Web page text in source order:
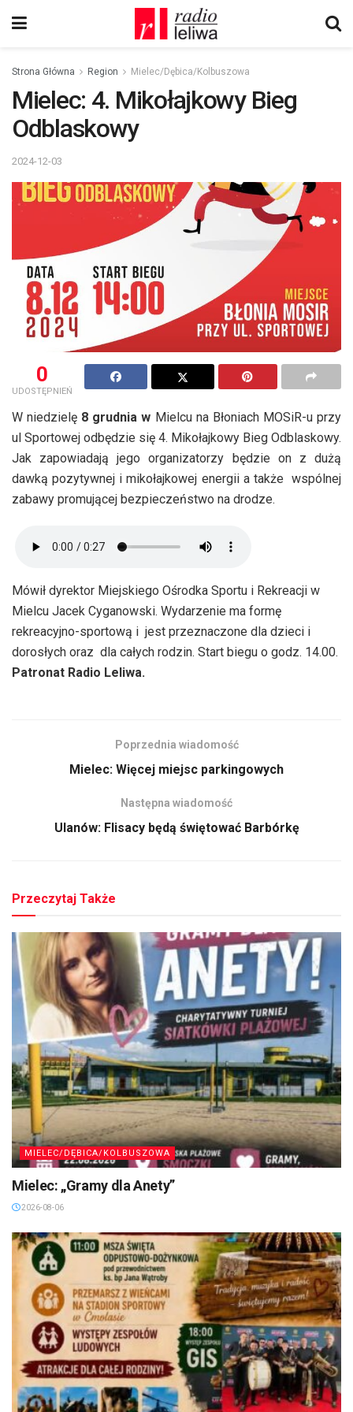
Strona Główna Region Mielec/Dębica/Kolbuszowa
Mielec: 4. Mikołajkowy Bieg
Odblaskowy
2024-12-03
0
UDOSTĘPNIEŃ
W niedzielę 8 grudnia w Mielcu na Błoniach MOSiR-u przy
ul Sportowej odbędzie się 4. Mikołajkowy Bieg Odblaskowy.
Jak zapowiadają jego organizatorzy będzie on z dużą
dawką pozytywnej i mikołajkowej energii a także wspólnej
zabawy promującej bezpieczeństwo na drodze.
Mówił dyrektor Miejskiego Ośrodka Sportu i Rekreacji w
Mielcu Jacek Cyganowski. Wydarzenie ma formę
rekreacyjno-sportową i jest przeznaczone dla dzieci i
dorosłych oraz dla całych rodzin. Start biegu o godz. 14.00.
Patronat Radio Leliwa.
Poprzednia wiadomość
Mielec: Więcej miejsc parkingowych
Następna wiadomość
Ulanów: Flisacy będą świętować Barbórkę
Przeczytaj Także
MIELEC/DĘBICA/KOLBUSZOWA
Mielec: „Gramy dla Anety”
2026-08-06